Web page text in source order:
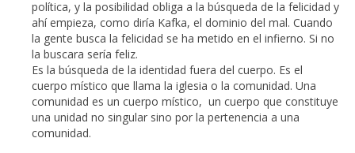
política, y la posibilidad obliga a la búsqueda de la felicidad y
ahí empieza, como diría Kafka, el dominio del mal. Cuando
la gente busca la felicidad se ha metido en el infierno. Si no
la buscara sería feliz.
Es la búsqueda de la identidad fuera del cuerpo. Es el
cuerpo místico que llama la iglesia o la comunidad. Una
comunidad es un cuerpo místico, un cuerpo que constituye
una unidad no singular sino por la pertenencia a una
comunidad.